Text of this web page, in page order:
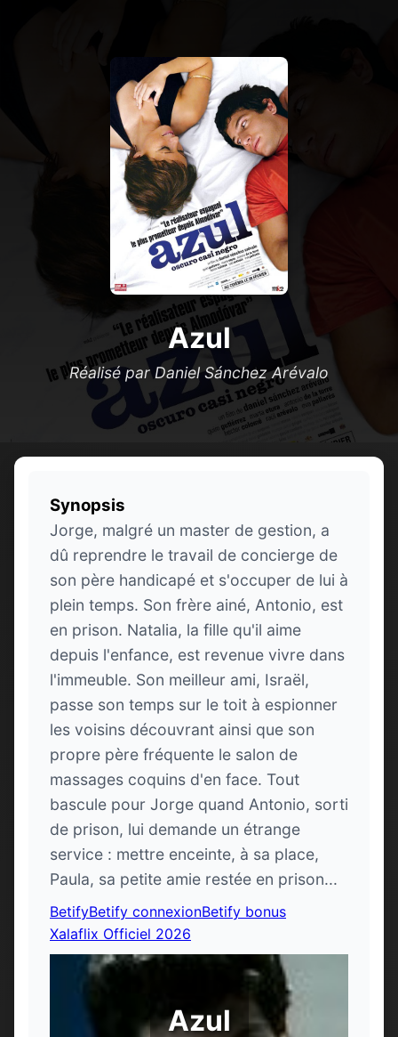
Azul
Réalisé par Daniel Sánchez Arévalo
Synopsis
Jorge, malgré un master de gestion, a
dû reprendre le travail de concierge de
son père handicapé et s'occuper de lui à
plein temps. Son frère ainé, Antonio, est
en prison. Natalia, la fille qu'il aime
depuis l'enfance, est revenue vivre dans
l'immeuble. Son meilleur ami, Israël,
passe son temps sur le toit à espionner
les voisins découvrant ainsi que son
propre père fréquente le salon de
massages coquins d'en face. Tout
bascule pour Jorge quand Antonio, sorti
de prison, lui demande un étrange
service : mettre enceinte, à sa place,
Paula, sa petite amie restée en prison...
BetifyBetify connexionBetify bonus
Xalaflix Officiel 2026
Azul